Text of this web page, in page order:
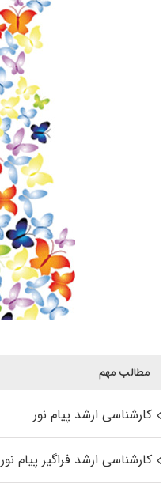
مطالب مهم
کارشناسی ارشد پیام نور
کارشناسی ارشد فراگیر پیام نور